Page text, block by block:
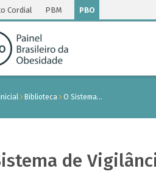
Cordial PBM PBO
Biblioteca O Sistema…
de